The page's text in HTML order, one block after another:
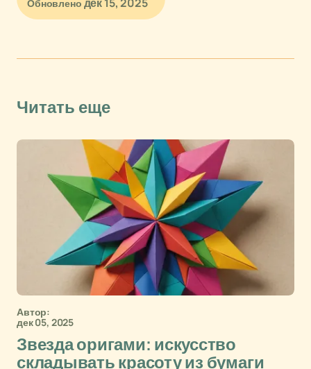
Обновлено
Читать еще
Автор:
дек 05, 2025
Звезда оригами: искусство
складывать красоту из бумаги